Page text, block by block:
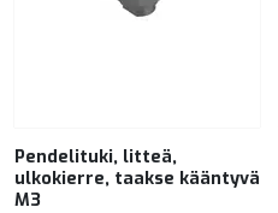
Pendelituki, litteä,
ulkokierre, taakse kääntyvä
M3